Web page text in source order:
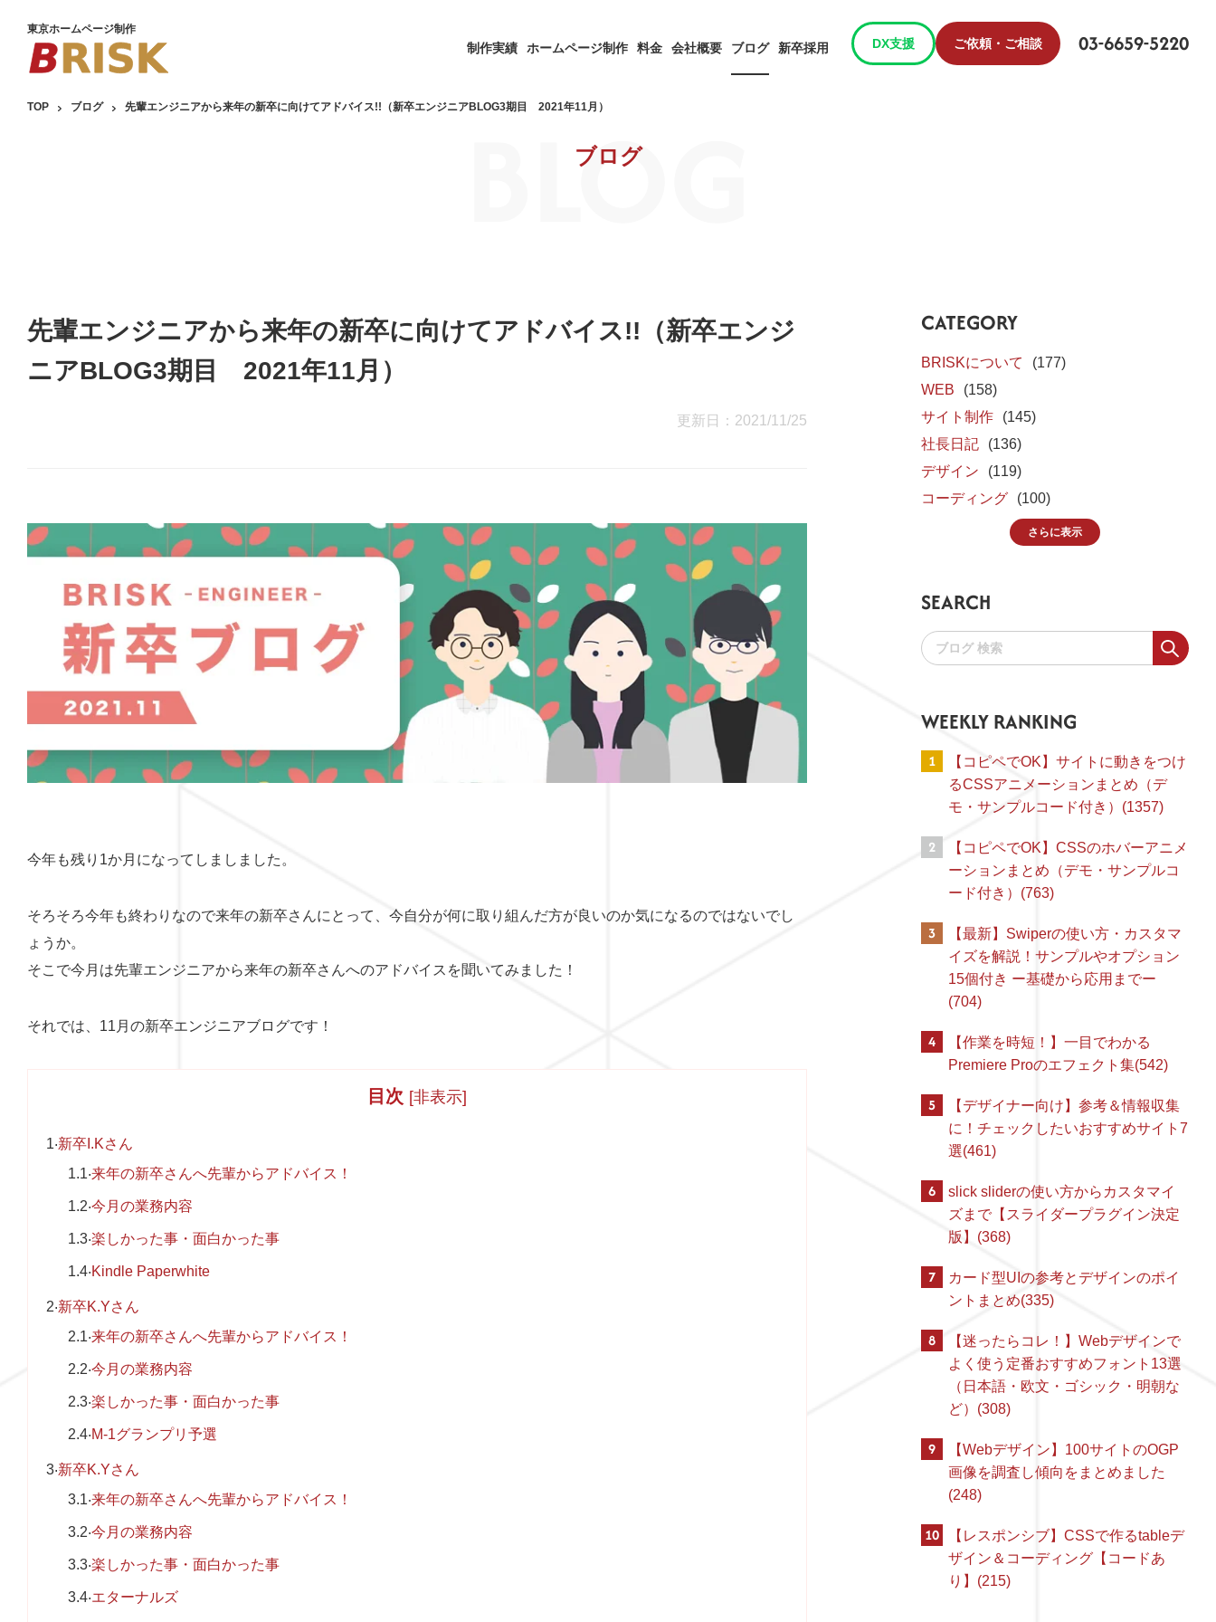
東京ホームページ制作
制作実績 ホームページ制作 料金 会社概要 ブログ 新卒採用 DX支援 ご依頼・ご相談 03-6659-5220
ブログ
BLOG
TOP ブログ 先輩エンジニアから来年の新卒に向けてアドバイス!!（新卒エンジニアBLOG3期目 2021年11月）
先輩エンジニアから来年の新卒に向けてアドバイス!!（新卒エンジ
ニアBLOG3期目 2021年11月）
更新日：2021/11/25
今年も残り1か月になってしましました。
そろそろ今年も終わりなので来年の新卒さんにとって、今自分が何に取り組んだ方が良いのか気になるのではないでし
ょうか。
そこで今月は先輩エンジニアから来年の新卒さんへのアドバイスを聞いてみました！
それでは、11月の新卒エンジニアブログです！
目次 [非表示]
1新卒I.Kさん
1.1来年の新卒さんへ先輩からアドバイス！
1.2今月の業務内容
1.3楽しかった事・面白かった事
1.4Kindle Paperwhite
2新卒K.Yさん
2.1来年の新卒さんへ先輩からアドバイス！
2.2今月の業務内容
2.3楽しかった事・面白かった事
2.4M-1グランプリ予選
3新卒K.Yさん
3.1来年の新卒さんへ先輩からアドバイス！
3.2今月の業務内容
3.3楽しかった事・面白かった事
3.4エターナルズ
CATEGORY
BRISKについて
(177)
WEB
(158)
サイト制作
(145)
社長日記
(136)
デザイン
(119)
コーディング
(100)
さらに表示
SEARCH
WEEKLY RANKING
1
【コピペでOK】サイトに動きをつけ
るCSSアニメーションまとめ（デ
モ・サンプルコード付き）(1357)
2
【コピペでOK】CSSのホバーアニメ
ーションまとめ（デモ・サンプルコ
ード付き）(763)
3
【最新】Swiperの使い方・カスタマ
イズを解説！サンプルやオプション
15個付き ー基礎から応用までー
(704)
4
【作業を時短！】一目でわかる
Premiere Proのエフェクト集(542)
5
【デザイナー向け】参考＆情報収集
に！チェックしたいおすすめサイト7
選(461)
6
slick sliderの使い方からカスタマイ
ズまで【スライダープラグイン決定
版】(368)
7
カード型UIの参考とデザインのポイ
ントまとめ(335)
8
【迷ったらコレ！】Webデザインで
よく使う定番おすすめフォント13選
（日本語・欧文・ゴシック・明朝な
ど）(308)
9
【Webデザイン】100サイトのOGP
画像を調査し傾向をまとめました
(248)
10
【レスポンシブ】CSSで作るtableデ
ザイン＆コーディング【コードあ
り】(215)